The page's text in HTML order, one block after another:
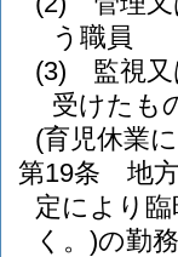
う職員
(3)
監視
受けたも
(育児休業
第19条
地
定により
く。)の勤